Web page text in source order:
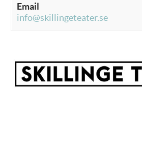
Email
info@skillingeteater.se